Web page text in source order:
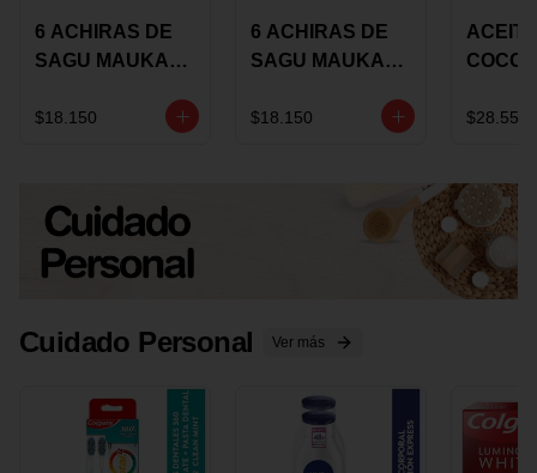
6 ACHIRAS DE
SAGU MAUKA
$18.150
6 ACHIRAS DE
SAGU MAUKA
GRS
$18.150
COCO
150G
$28.550
Cuidado Personal Ver más